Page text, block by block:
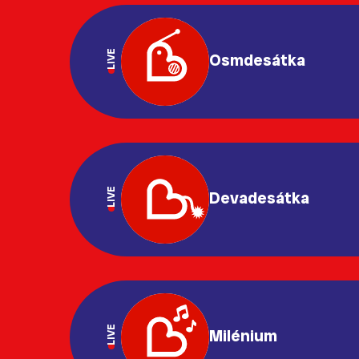
LIVE Osmdesátka
LIVE Devadesátka
LIVE Milénium